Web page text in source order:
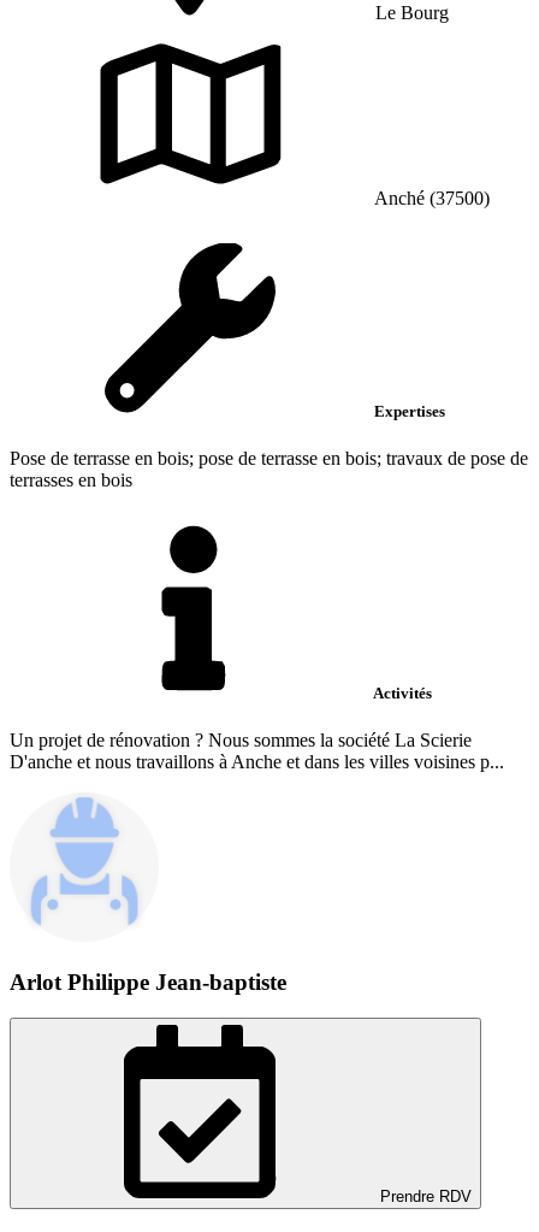
Le Bourg
Anché (37500)
Expertises
Pose de terrasse en bois; pose de terrasse en bois; travaux de pose de
terrasses en bois
Activités
Un projet de rénovation ? Nous sommes la société La Scierie
D'anche et nous travaillons à Anche et dans les villes voisines p...
Arlot Philippe Jean-baptiste
Prendre RDV